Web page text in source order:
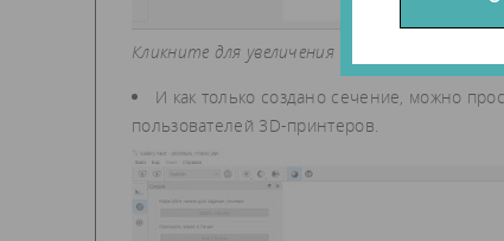
Кликните для увеличения
И как только создано сечение, можно
пользователей 3D-принтеров.